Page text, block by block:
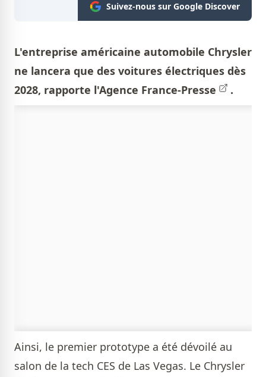
Suivez-nous sur Google Discover
L'entreprise américaine automobile Chrysler
ne lancera que des voitures électriques dès
2028, rapporte l'Agence France-Presse .
Ainsi, le premier prototype a été dévoilé au
salon de la tech CES de Las Vegas. Le Chrysler